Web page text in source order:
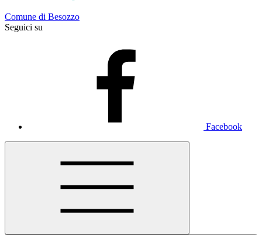
Comune di Besozzo
Seguici su
Facebook